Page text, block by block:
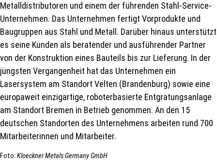
Metalldistributoren und einem der führenden Stahl-Service-
Unternehmen. Das Unternehmen fertigt Vorprodukte und
Baugruppen aus Stahl und Metall. Darüber hinaus unterstützt
es seine Kunden als beratender und ausführender Partner
von der Konstruktion eines Bauteils bis zur Lieferung. In der
jüngsten Vergangenheit hat das Unternehmen ein
Lasersystem am Standort Velten (Brandenburg) sowie eine
europaweit einzigartige, roboterbasierte Entgratungsanlage
am Standort Bremen in Betrieb genommen. An den 15
deutschen Standorten des Unternehmens arbeiten rund 700
Mitarbeiterinnen und Mitarbeiter.
Foto: Kloeckner Metals Germany GmbH